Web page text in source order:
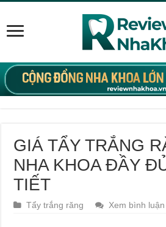
GIÁ TẨY TRẮNG
NHA KHOA ĐẦY
TIẾT
Tẩy trắng răng Xem bình luận